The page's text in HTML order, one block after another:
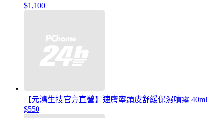
$1,100
【元鴻生技官方直營】速膚寧頭皮舒緩保濕噴霧 40ml
$550